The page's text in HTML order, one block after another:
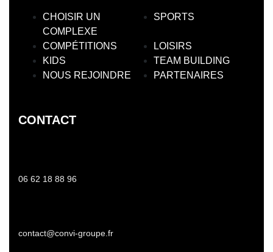
CHOISIR UN
COMPLEXE
SPORTS
COMPÉTITIONS
LOISIRS
KIDS
TEAM BUILDING
NOUS REJOINDRE
PARTENAIRES
CONTACT
06 62 18 88 96
contact@convi-groupe.fr